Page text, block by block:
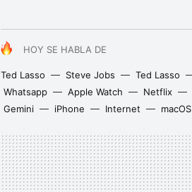
HOY SE HABLA DE
Ted Lasso Steve Jobs
Ted Lasso
Whatsapp
Apple Watch
Netflix
Gemini
iPhone Internet macOS